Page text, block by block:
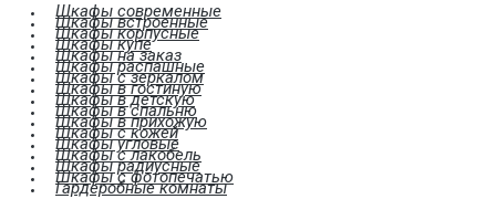
Шкафы современные
Шкафы встроенные
Шкафы корпусные
Шкафы купе
Шкафы на заказ
Шкафы распашные
Шкафы с зеркалом
Шкафы в гостиную
Шкафы в детскую
Шкафы в спальню
Шкафы в прихожую
Шкафы с кожей
Шкафы угловые
Шкафы с лакобель
Шкафы радиусные
Шкафы с фотопечатью
Гардеробные комнаты